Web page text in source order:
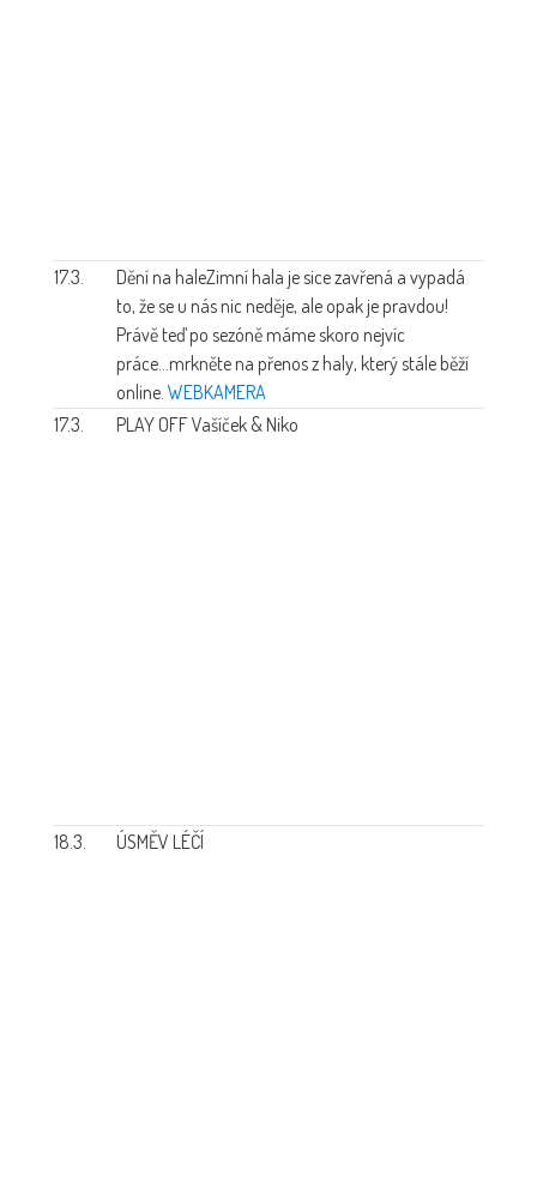
17.3. Dění na haleZimní hala je sice zavřená a vypadá
to, že se u nás nic neděje, ale opak je pravdou!
Právě teď po sezóně máme skoro nejvíc
práce...mrkněte na přenos z haly, který stále běží
online. WEBKAMERA
17.3.
PLAY OFF Vašíček & Niko
18.3. ÚSMĚV LÉČÍ